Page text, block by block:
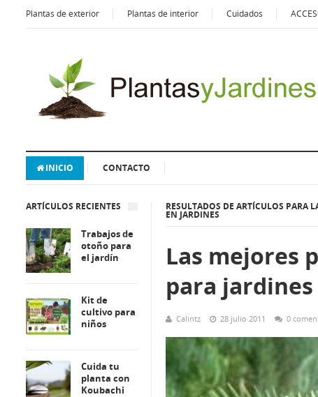
Plantas de exterior Plantas de interior Cuidados
INICIO CONTACTO
RESULTADOS DE ARTÍCULOS PARA
EN JARDINES
Las mejores
para jardines
Calintz 28 julio 2011 0
ARTÍCULOS RECIENTES
Trabajos de
otoño para
el jardín
Kit de
cultivo para
niños
Cuida tu
planta con
Koubachi